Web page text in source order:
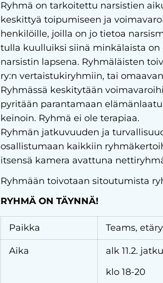
Ryhmä on tarkoitettu narsistien
keskittyä toipumiseen ja
henkilöille, joilla on jo tietoa
tulla kuulluiksi siinä minkälaista on
narsistin lapsena. Ryhmäläisten
ry:n vertaistukiryhmiin, tai
Ryhmässä keskitytään
pyritään parantamaan
keinoin. Ryhmä ei ole terapiaa.
Ryhmän jatkuvuuden ja
osallistumaan kaikkiin
itsensä kamera avattuna
Ryhmään toivotaan sitoutumista
RYHMÄ ON TÄYNNÄ!
Paikka Teams,
Aika
alk 11.2.
klo 18-20